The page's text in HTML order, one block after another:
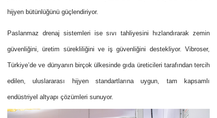
hijyen bütünlüğünü güçlendiriyor.
Paslanmaz drenaj sistemleri ise sıvı tahliyesini hızlandırarak zemin
güvenliğini, üretim sürekliliğini ve iş güvenliğini destekliyor. Vibroser,
Türkiye’de ve dünyanın birçok ülkesinde gıda üreticileri tarafından tercih
edilen, uluslararası hijyen standartlarına uygun, tam kapsamlı
endüstriyel altyapı çözümleri sunuyor.